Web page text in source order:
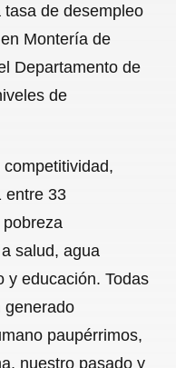
de desempleo
Montería de
Departamento de
de
entre 33
salud, agua
y educación. Todas
generado
paupérrimos,
nuestro pasado y